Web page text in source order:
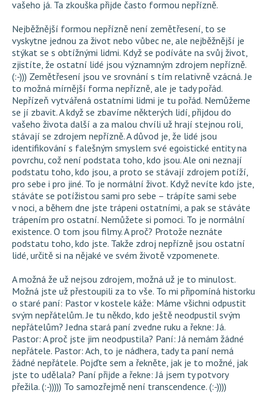
vašeho já. Ta zkouška přijde často formou nepřízně.
Nejběžnější formou nepřízně není zemětřesení, to se
vyskytne jednou za život nebo vůbec ne, ale nejběžnější je
stýkat se s obtížnými lidmi. Když se podíváte na svůj život,
zjistíte, že ostatní lidé jsou významným zdrojem nepřízně.
(:-))) Zemětřesení jsou ve srovnání s tím relativně vzácná. Je
to možná mírnější forma nepřízně, ale je tady pořád.
Nepřízeň vytvářená ostatními lidmi je tu pořád. Nemůžeme
se jí zbavit. A když se zbavíme některých lidí, přijdou do
vašeho života další a za malou chvíli už hrají stejnou roli,
stávají se zdrojem nepřízně. A důvod je, že lidé jsou
identifikování s falešným smyslem své egoistické entity na
povrchu, což není podstata toho, kdo jsou. Ale oni neznají
podstatu toho, kdo jsou, a proto se stávají zdrojem potíží,
pro sebe i pro jiné. To je normální život. Když nevíte kdo jste,
stáváte se potížistou sami pro sebe – trápíte sami sebe
v noci, a během dne jste trápeni ostatními, a pak se stáváte
trápením pro ostatní. Nemůžete si pomoci. To je normální
existence. O tom jsou filmy. A proč? Protože neznáte
podstatu toho, kdo jste. Takže zdroj nepřízně jsou ostatní
lidé, určitě si na nějaké ve svém životě vzpomenete.
A možná že už nejsou zdrojem, možná už je to minulost.
Možná jste už přestoupili za to vše. To mi připomíná historku
o staré paní: Pastor v kostele káže: Máme všichni odpustit
svým nepřátelům. Je tu někdo, kdo ještě neodpustil svým
nepřátelům? Jedna stará paní zvedne ruku a řekne: Já.
Pastor: A proč jste jim neodpustila? Paní: Já nemám žádné
nepřátele. Pastor: Ach, to je nádhera, tady ta paní nemá
žádné nepřátele. Pojďte sem a řekněte, jak je to možné, jak
jste to udělala? Paní přijde a řekne: Já jsem ty potvory
přežila. (:-))))) To samozřejmě není transcendence. (:-))))